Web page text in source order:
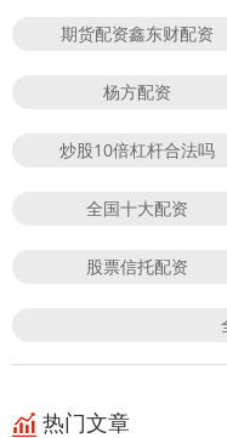
期货配资鑫东财配资
杨方配资
炒股10倍杠杆合法吗
全国十大配资
股票信托配资
热门文章